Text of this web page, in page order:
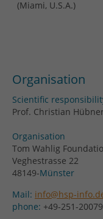
(Miami, U.S.A.)
Organisation
Scientific
Prof. Christian
Organisation
Tom Wahlig
Veghestrasse 22
48149-Münster
Mail: info@hsp-
phone: +49-251-